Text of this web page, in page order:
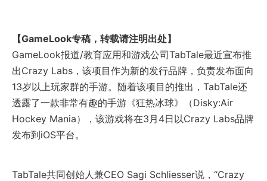
【GameLook专稿，转载请注明出处】
GameLook报道/教育应用和游戏公司TabTale最近宣布推
出Crazy Labs，该项目作为新的发行品牌，负责发布面向
13岁以上玩家群的手游。随着该项目的推出，TabTale还
透露了一款非常有趣的手游《狂热冰球》（Disky:Air
Hockey Mania），该游戏将在3月4日以Crazy Labs品牌
发布到iOS平台。
TabTale共同创始人兼CEO Sagi Schliesser说，“Crazy